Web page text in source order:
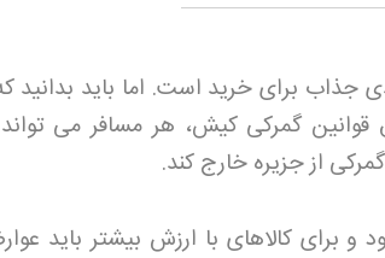
برای خرید است. اما باید بدانید
گمرکی کیش، هر مسافر می تواند
از جزیره خارج کند.
برای کالاهای با ارزش بیشتر باید